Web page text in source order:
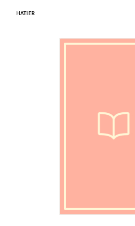
HATIER